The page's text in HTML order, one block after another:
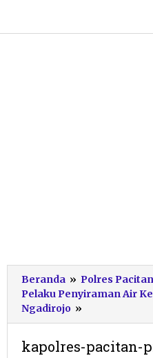
konten
Beranda » Polres
Pelaku Penyiraman Air
Ngadirojo »
pacitan-
release-
kapolres-pacitan-